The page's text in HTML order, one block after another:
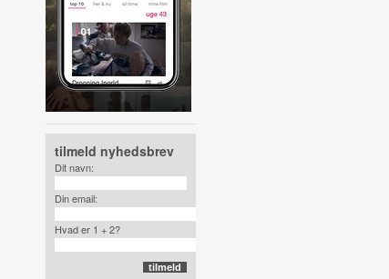
tilmeld nyhedsbrev
Dit navn:
Din email:
Hvad er 1 + 2?